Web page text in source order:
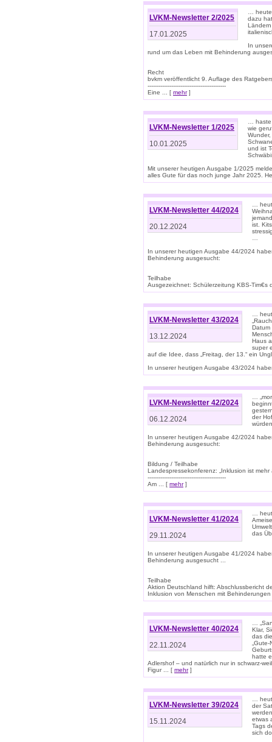
LVKM-Newsletter 2/2025
17.01.2025
…
dazu
In
rund um das Leben mit Behinderung
Recht
bvkm veröffentlicht 9. Auflage des
-------------------------------------------
Eine ... [ mehr]
LVKM-Newsletter 1/2025
10.01.2025
…
wie
und ist
Mit unserer heutigen Ausgabe 1/2025
alles Gute für das noch junge Jahr 2025.
LVKM-Newsletter 44/2024
20.12.2024
…
ist.
In unserer heutigen Ausgabe 44/2024
Behinderung ausgesucht:
Teilhabe
Ausgezeichnet: Schülerzeitung KBS-Tim€s
LVKM-Newsletter 43/2024
13.12.2024
…
Datum
Haus
super
auf die Idee, dass „Freitag, der 13.“ ein
In unserer heutigen Ausgabe 43/2024
LVKM-Newsletter 42/2024
06.12.2024
…
der
In unserer heutigen Ausgabe 42/2024
Behinderung ausgesucht:
Bildung / Teilhabe
Landespressekonferenz: „Inklusion ist mehr
-------------------------------------------
Am ... [ mehr]
LVKM-Newsletter 41/2024
29.11.2024
…
das
In unserer heutigen Ausgabe 41/2024
Behinderung ausgesucht ...
Teilhabe
Aktion Deutschland hilft: Abschlussbericht
Inklusion von Menschen mit
LVKM-Newsletter 40/2024
22.11.2024
…
Klar,
das
hatte
Adlershof – und natürlich nur in schwarz-
Figur ... [ mehr]
LVKM-Newsletter 39/2024
15.11.2024
…
der
etwas
Tags
sich